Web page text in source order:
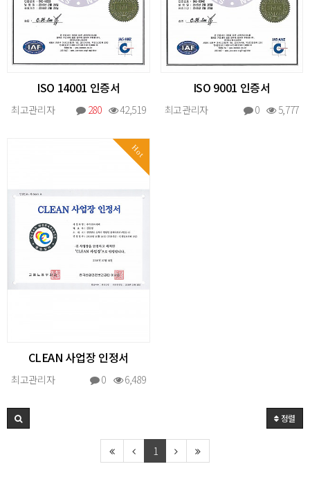
ISO 14001 인증서
최고관리자 280 42,519
ISO 9001 인증서
최고관리자 0 5,777
Hot
CLEAN 사업장 인정서
최고관리자 0 6,489
정렬
1